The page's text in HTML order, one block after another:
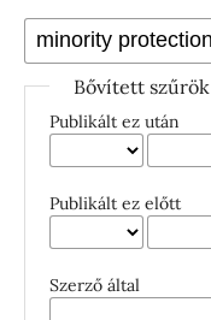
Bővített szűrök
Publikált ez után
Publikált ez előtt
Szerző által